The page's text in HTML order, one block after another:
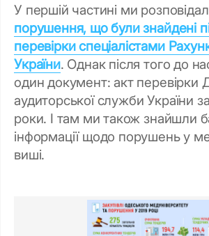
У першій частині ми
порушення, що були знайдені
перевірки спеціалістами
України. Однак після того до
один документ: акт перевірки
аудиторської служби України
роки. І там ми також знайшли
інформації щодо порушень у
виші.